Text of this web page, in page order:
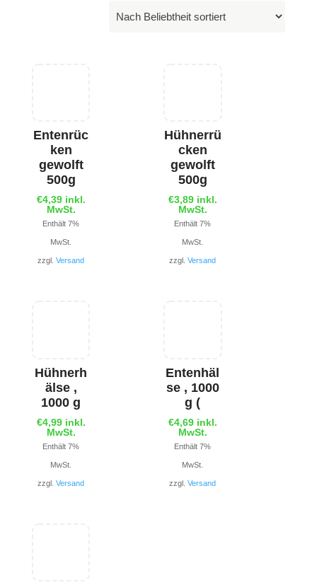
Entenrüc
ken
gewolft
500g
€4,39 inkl.
MwSt.
Enthält 7%
MwSt.
zzgl.Versand
Hühnerrü
cken
gewolft
500g
€3,89 inkl.
MwSt.
Enthält 7%
MwSt.
zzgl.Versand
Hühnerh
älse ,
1000 g
€4,99 inkl.
MwSt.
Enthält 7%
MwSt.
zzgl.Versand
Entenhäl
se , 1000
g (
€4,69 inkl.
MwSt.
Enthält 7%
MwSt.
zzgl.Versand